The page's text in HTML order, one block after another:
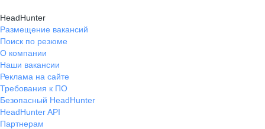
HeadHunter
Размещение вакансий
Поиск по резюме
О компании
Наши вакансии
Реклама на сайте
Требования к ПО
Безопасный HeadHunter
HeadHunter API
Партнерам